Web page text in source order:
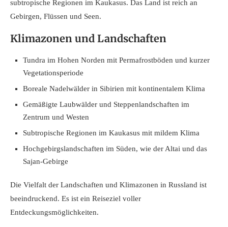
subtropische Regionen im Kaukasus. Das Land ist reich an
Gebirgen, Flüssen und Seen.
Klimazonen und Landschaften
Tundra im Hohen Norden mit Permafrostböden und kurzer
Vegetationsperiode
Boreale Nadelwälder in Sibirien mit kontinentalem Klima
Gemäßigte Laubwälder und Steppenlandschaften im
Zentrum und Westen
Subtropische Regionen im Kaukasus mit mildem Klima
Hochgebirgslandschaften im Süden, wie der Altai und das
Sajan-Gebirge
Die Vielfalt der Landschaften und Klimazonen in Russland ist
beeindruckend. Es ist ein Reiseziel voller
Entdeckungsmöglichkeiten.